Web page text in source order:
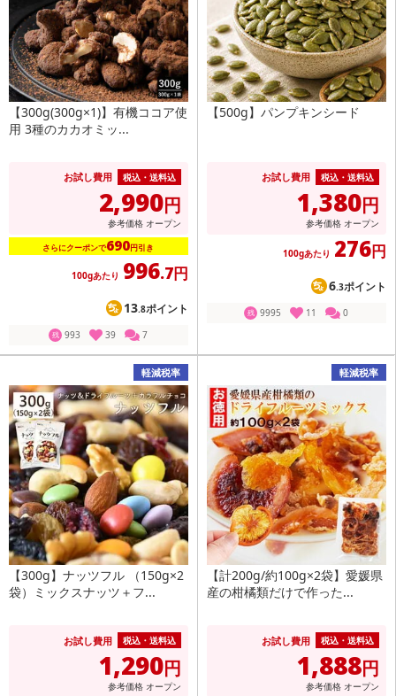
【300g(300g×1)】有機ココア使
用 3種のカカオミッ...
お試し費用 税込・送料込
2,990円
参考価格 オープン
さらにクーポンで690円引き
100gあたり 996.7円
13.8ポイント
残 993 39 7
【500g】パンプキンシード
お試し費用 税込・送料込
1,380円
参考価格 オープン
100gあたり 276円
6.3ポイント
残 9995 11 0
軽減税率
【300g】ナッツフル （150g×2
袋）ミックスナッツ＋フ...
お試し費用 税込・送料込
1,290円
参考価格 オープン
軽減税率
【計200g/約100g×2袋】愛媛県
産の柑橘類だけで作った...
お試し費用 税込・送料込
1,888円
参考価格 オープン